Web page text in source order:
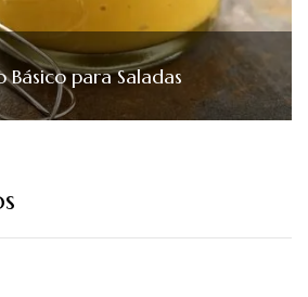
Básico para Saladas